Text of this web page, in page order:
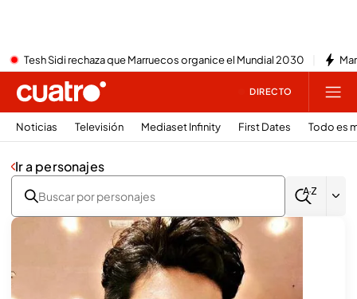
Tesh Sidi rechaza que Marruecos organice el Mundial 2030
DIRECTO
Noticias Televisión Mediaset Infinity First Dates Todo es
Ir a personajes